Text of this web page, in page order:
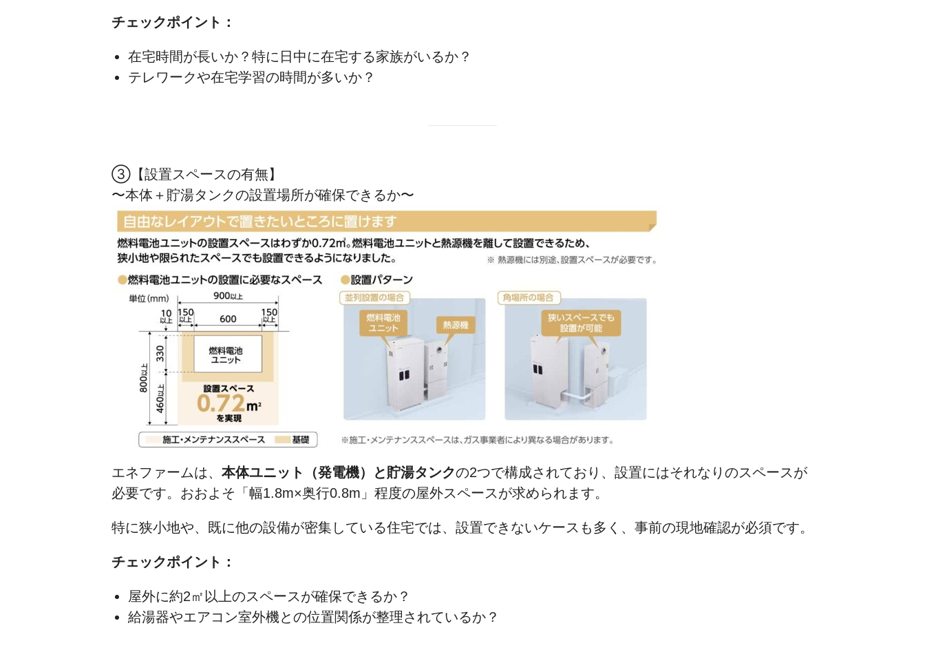
チェックポイント：
在宅時間が長いか？特に日中に在宅する家族がいるか？
テレワークや在宅学習の時間が多いか？
③【設置スペースの有無】
〜本体＋貯湯タンクの設置場所が確保できるか〜
エネファームは、 本体ユニット（発電機）と貯湯タンクの2つで構成されており、設置にはそれなりのスペースが
必要です。おおよそ「幅1.8m×奥行0.8m」程度の屋外スペースが求められます。
特に狭小地や、既に他の設備が密集している住宅では、設置できないケースも多く、事前の現地確認が必須です。
チェックポイント：
屋外に約2㎡以上のスペースが確保できるか？
給湯器やエアコン室外機との位置関係が整理されているか？